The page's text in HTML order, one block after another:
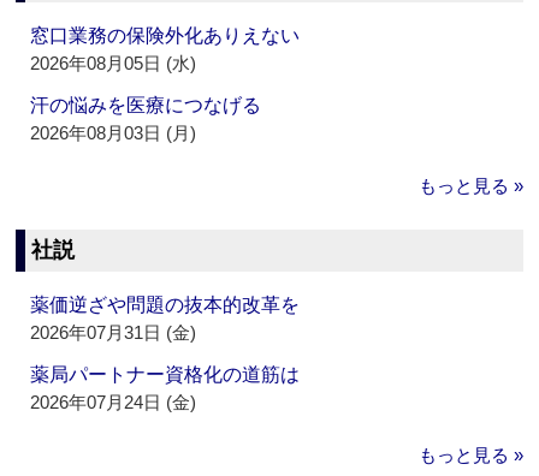
窓口業務の保険外化ありえない
2026年08月05日 (水)
汗の悩みを医療につなげる
2026年08月03日 (月)
もっと見る »
社説
薬価逆ざや問題の抜本的改革を
2026年07月31日 (金)
薬局パートナー資格化の道筋は
2026年07月24日 (金)
もっと見る »